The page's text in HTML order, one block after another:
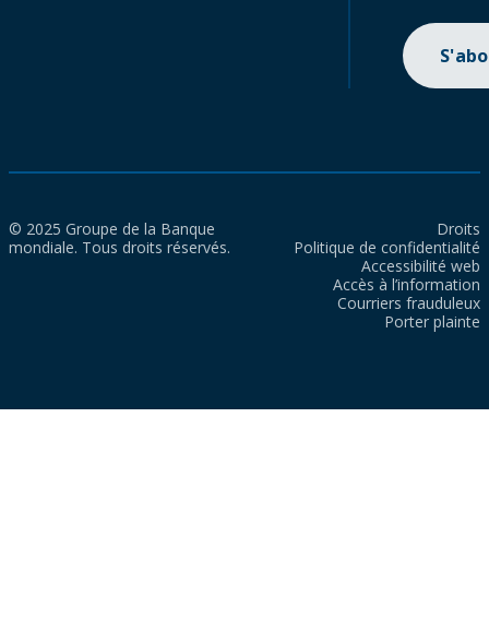
© 2025 Groupe de la Banque
mondiale. Tous droits réservés.
Droits
Politique de confidentialité
Accessibilité web
Accès à l’information
Courriers frauduleux
Porter plainte